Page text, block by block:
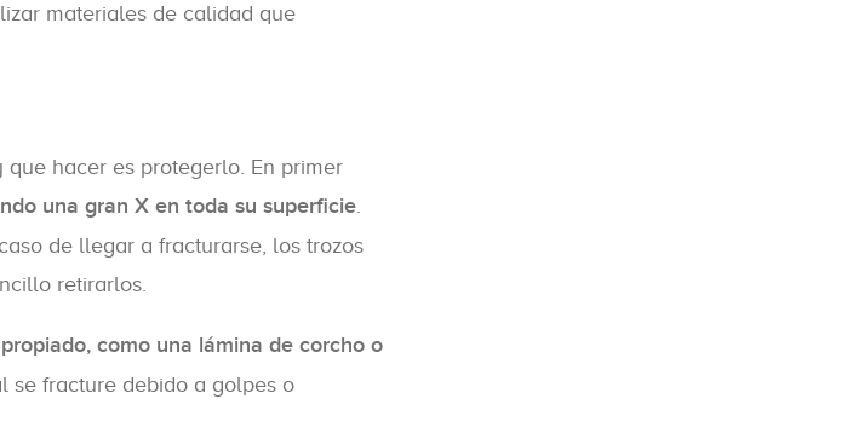
materiales de calidad que
hacer es protegerlo. En primer
una gran X en toda su superficie.
de llegar a fracturarse, los trozos
retirarlos.
como una lámina de corcho o
se fracture debido a golpes o